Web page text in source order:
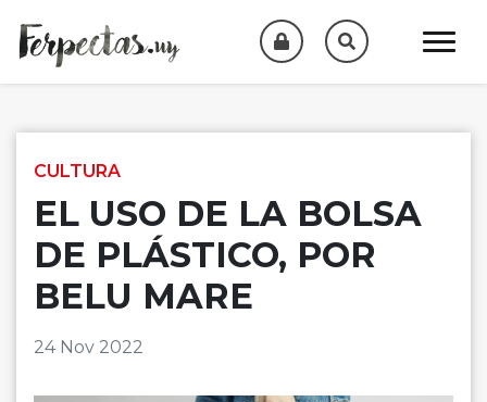
CULTURA
EL USO DE LA BOLSA
DE PLÁSTICO, POR
BELU MARE
24 Nov 2022